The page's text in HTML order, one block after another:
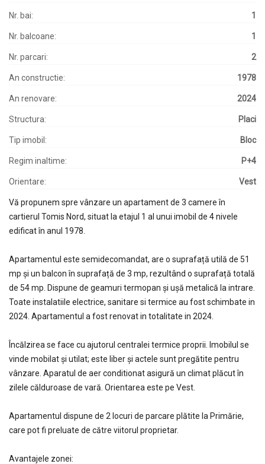
Nr. bai: 1
Nr. balcoane: 1
Nr. parcari: 2
An constructie: 1978
An renovare: 2024
Structura: Placi
Tip imobil: Bloc
Regim inaltime: P+4
Orientare: Vest
Vă propunem spre vânzare un apartament de 3 camere în
cartierul Tomis Nord, situat la etajul 1 al unui imobil de 4 nivele
edificat în anul 1978.
Apartamentul este semidecomandat, are o suprafață utilă de 51
mp și un balcon în suprafață de 3 mp, rezultând o suprafață totală
de 54 mp. Dispune de geamuri termopan și ușă metalică la intrare.
Toate instalatiile electrice, sanitare si termice au fost schimbate in
2024. Apartamentul a fost renovat in totalitate in 2024.
Încălzirea se face cu ajutorul centralei termice proprii. Imobilul se
vinde mobilat și utilat; este liber și actele sunt pregătite pentru
vânzare. Aparatul de aer conditionat asigură un climat plăcut în
zilele călduroase de vară. Orientarea este pe Vest.
Apartamentul dispune de 2 locuri de parcare plătite la Primărie,
care pot fi preluate de către viitorul proprietar.
Avantajele zonei: